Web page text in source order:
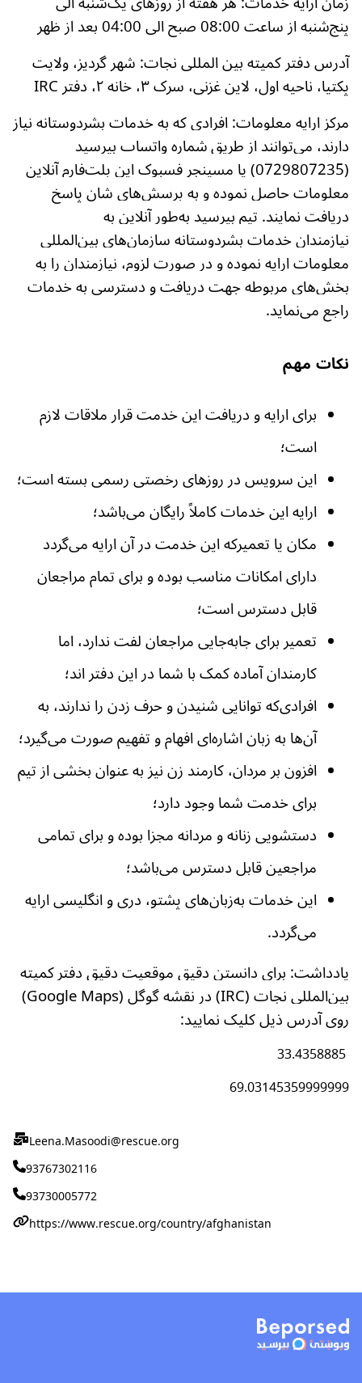
پنج‌شنبه از ساعت 08:00 صبح الی 04:00 بعد از ظهر
آدرس دفتر کمیته بین المللی نجات: شهر گردیز، ولایت
پکتیا، ناحیه اول، لاین غزنی، سرک ۳، خانه ۲، دفتر IRC
مرکز ارایه معلومات: افرادی که به خدمات بشردوستانه نیاز
دارند، می‌توانند از طریقشماره واتساپ بپرسید
(0729807235) یامسینجر فسبوک این پلت‌فارم آنلاین
معلومات حاصل نموده و به پرسش‌های شان پاسخ
دریافت نمایند. تیم بپرسید به‌طور آنلاین به
نیازمندان خدمات بشردوستانه سازمان‌های بین‌المللی
معلومات ارایه نموده و در صورت لزوم، نیازمندان را به
بخش‌های مربوطه جهت دریافت و دسترسی به خدمات
راجع می‌نماید.
نکات مهم
برای ارایه و دریافت این خدمت قرار ملاقات لازم
است؛
این سرویس در روزهای رخصتی رسمی بسته است؛
ارایه این خدمات کاملاً رایگان می‌باشد؛
مکان یا تعمیر‌که این خدمت در آن ارایه می‌گردد
دارای امکانات مناسب بوده و برای تمام مراجعان
قابل دسترس است؛
تعمیر برای جابه‌جایی مراجعان لفت ندارد، اما
کارمندان آماده کمک با شما در این دفتر اند؛
افرادی‌که توانایی شنیدن و حرف زدن را ندارند، به
آن‌ها به زبان اشاره‌ای افهام و تفهیم صورت می‌گیرد؛
افزون بر مردان، کارمند زن نیز به عنوان بخشی از تیم
برای خدمت شما وجود دارد؛
دستشویی زنانه و مردانه مجزا بوده و برای تمامی
مراجعین قابل دسترس می‌باشد؛
این خدمات به‌زبان‌های پشتو، دری و انگلیسی ارایه
می‌گردد.
یادداشت: برای دانستن دقیق موقعیت دقیق دفترکمیته
بین‌المللی نجات (IRC) در نقشه گوگل (Google Maps)
روی آدرس ذیل کلیک نمایید:
69.03145359999999
Leena.Masoodi@rescue.org
93767302116
93730005772
https://www.rescue.org/country/afghanistan